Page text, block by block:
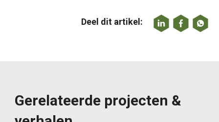
Deel dit artikel:
Gerelateerde projecten &